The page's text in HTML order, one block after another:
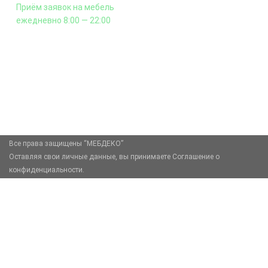
Приём заявок на мебель
ежедневно 8:00 — 22:00
Все права защищены “МЕБДЕКО”
Оставляя свои личные данные, вы принимаете Соглашение о
конфиденциальности.